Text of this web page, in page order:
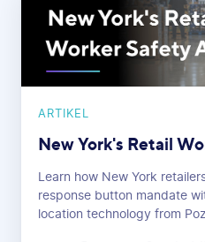
ARTIKEL
New York's Retail
Learn how New York
response button mandate
location technology from